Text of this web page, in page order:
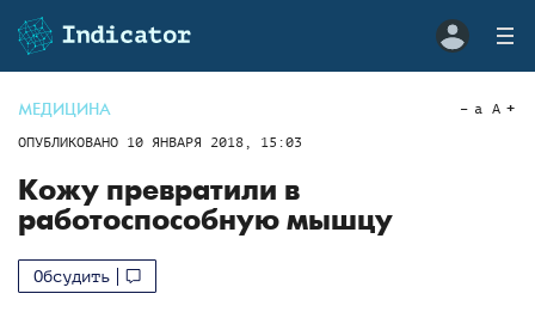
МЕДИЦИНА
ОПУБЛИКОВАНО 10 ЯНВАРЯ 2018, 15:03
a A
Кожу превратили в
работоспособную мышцу
Обсудить